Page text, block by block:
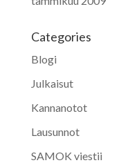
Categories
Blogi
Julkaisut
Kannanotot
Lausunnot
SAMOK viestii